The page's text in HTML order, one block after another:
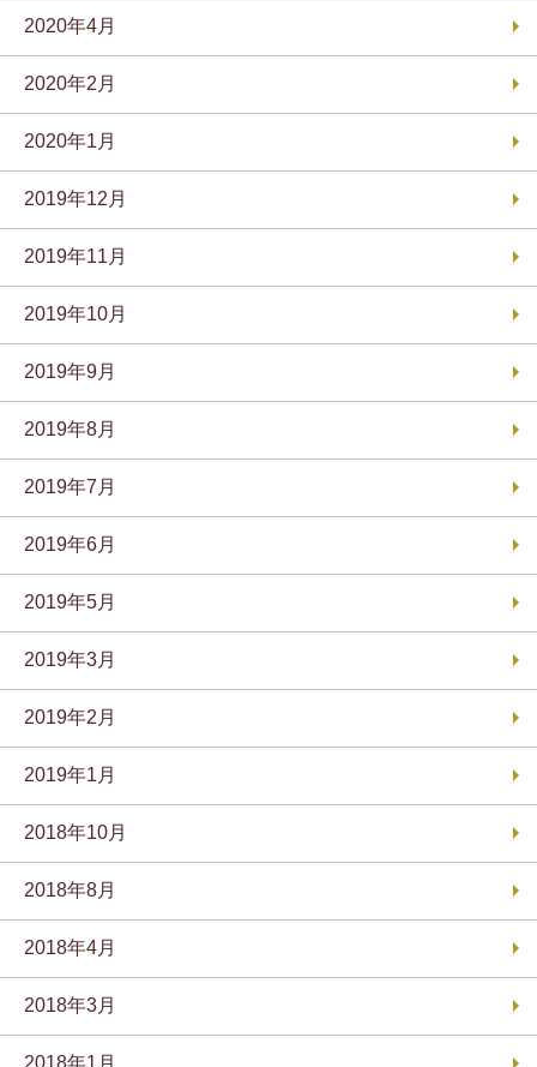
2020年4月
2020年2月
2020年1月
2019年12月
2019年11月
2019年10月
2019年9月
2019年8月
2019年7月
2019年6月
2019年5月
2019年3月
2019年2月
2019年1月
2018年10月
2018年8月
2018年4月
2018年3月
2018年1月